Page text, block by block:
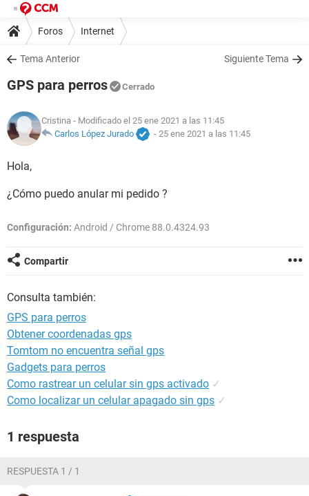
Foros Internet
Tema Anterior Siguiente Tema
GPS para perros Cerrado
Cristina - Modificado el 25 ene 2021 a las 11:45
Carlos López Jurado
- 25 ene 2021 a las 11:45
Hola,
¿Cómo puedo anular mi pedido ?
Configuración: Android / Chrome 88.0.4324.93
Compartir
Consulta también:
GPS para perros
Obtener coordenadas gps
Tomtom no encuentra señal gps
Gadgets para perros
Como rastrear un celular sin gps activado ✓
Como localizar un celular apagado sin gps ✓
1 respuesta
RESPUESTA 1 / 1